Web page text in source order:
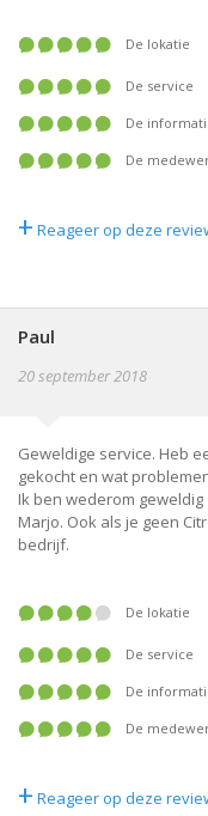
De lokatie
De service
De
De
+ Reageer op deze
Paul
20 september 2018
Geweldige service. Heb
gekocht en wat
Ik ben wederom
Marjo. Ook als je geen
bedrijf.
De lokatie
De service
De
De
+ Reageer op deze